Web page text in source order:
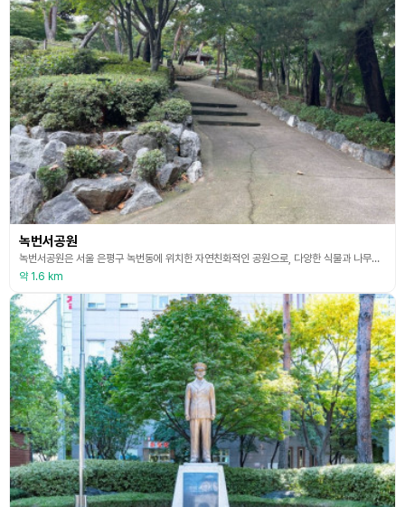
녹번서공원
녹번서공원은 서울 은평구 녹번동에 위치한 자연친화적인 공원으로, 다양한 식물과 나무들이 자생하는 공간입니다. 특히 봄과 가을에는 꽃과 단풍을 감상할 수 있으며, 자연학습장, 운동기구, 도서관 등 다양한 시설이 마련되어 있다.
약 1.6 km